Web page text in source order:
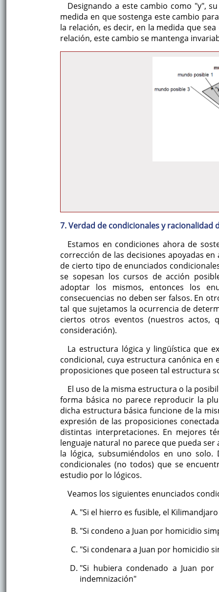
Designando a este cambio como "y",
medida en que sostenga este cambio
la relación, es decir, en la medida que
relación, este cambio se mantenga
7. Verdad de condicionales y racionalidad
Estamos en condiciones ahora de
corrección de las decisiones apoyadas
de cierto tipo de enunciados
se sopesan los cursos de acción
adoptar los mismos, entonces los
consecuencias no deben ser falsos. En
tal que sujetamos la ocurrencia de
ciertos otros eventos (nuestros actos,
consideración).
La estructura lógica y lingüística que
condicional, cuya estructura canónica en
proposiciones que poseen tal estructura
El uso de la misma estructura o la
forma básica no parece reproducir la
dicha estructura básica funcione de la
expresión de las proposiciones
distintas interpretaciones. En mejores
lenguaje natural no parece que pueda
la lógica, subsumiéndolos en uno
condicionales (no todos) que se
estudio por lo lógicos.
Veamos los siguientes enunciados
"Si el hierro es fusible, el
"Si condeno a Juan por homicidio
"Si condenara a Juan por homicidio
"Si hubiera condenado a Juan
indemnización"